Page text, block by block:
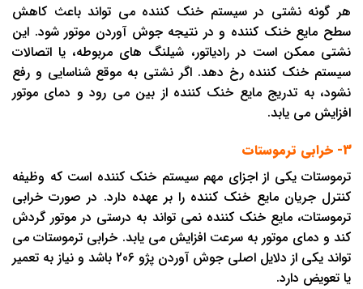
هر گونه نشتی در سیستم خنک ‌کننده می تواند باعث کاهش
سطح مایع خنک ‌کننده و در نتیجه جوش آوردن موتور شود. این
نشتی ممکن است در رادیاتور، شیلنگ های مربوطه، یا اتصالات
سیستم خنک ‌کننده رخ دهد. اگر نشتی به موقع شناسایی و رفع
نشود، به تدریج مایع خنک ‌کننده از بین می رود و دمای موتور
افزایش می یابد.
3- خرابی ترموستات
ترموستات یکی از اجزای مهم سیستم خنک ‌کننده است که وظیفه
کنترل جریان مایع خنک ‌کننده را بر عهده دارد. در صورت خرابی
ترموستات، مایع خنک ‌کننده نمی تواند به درستی در موتور گردش
کند و دمای موتور به سرعت افزایش می یابد. خرابی ترموستات می
تواند یکی از دلایل اصلی جوش آوردن پژو 206 باشد و نیاز به تعمیر
یا تعویض دارد.